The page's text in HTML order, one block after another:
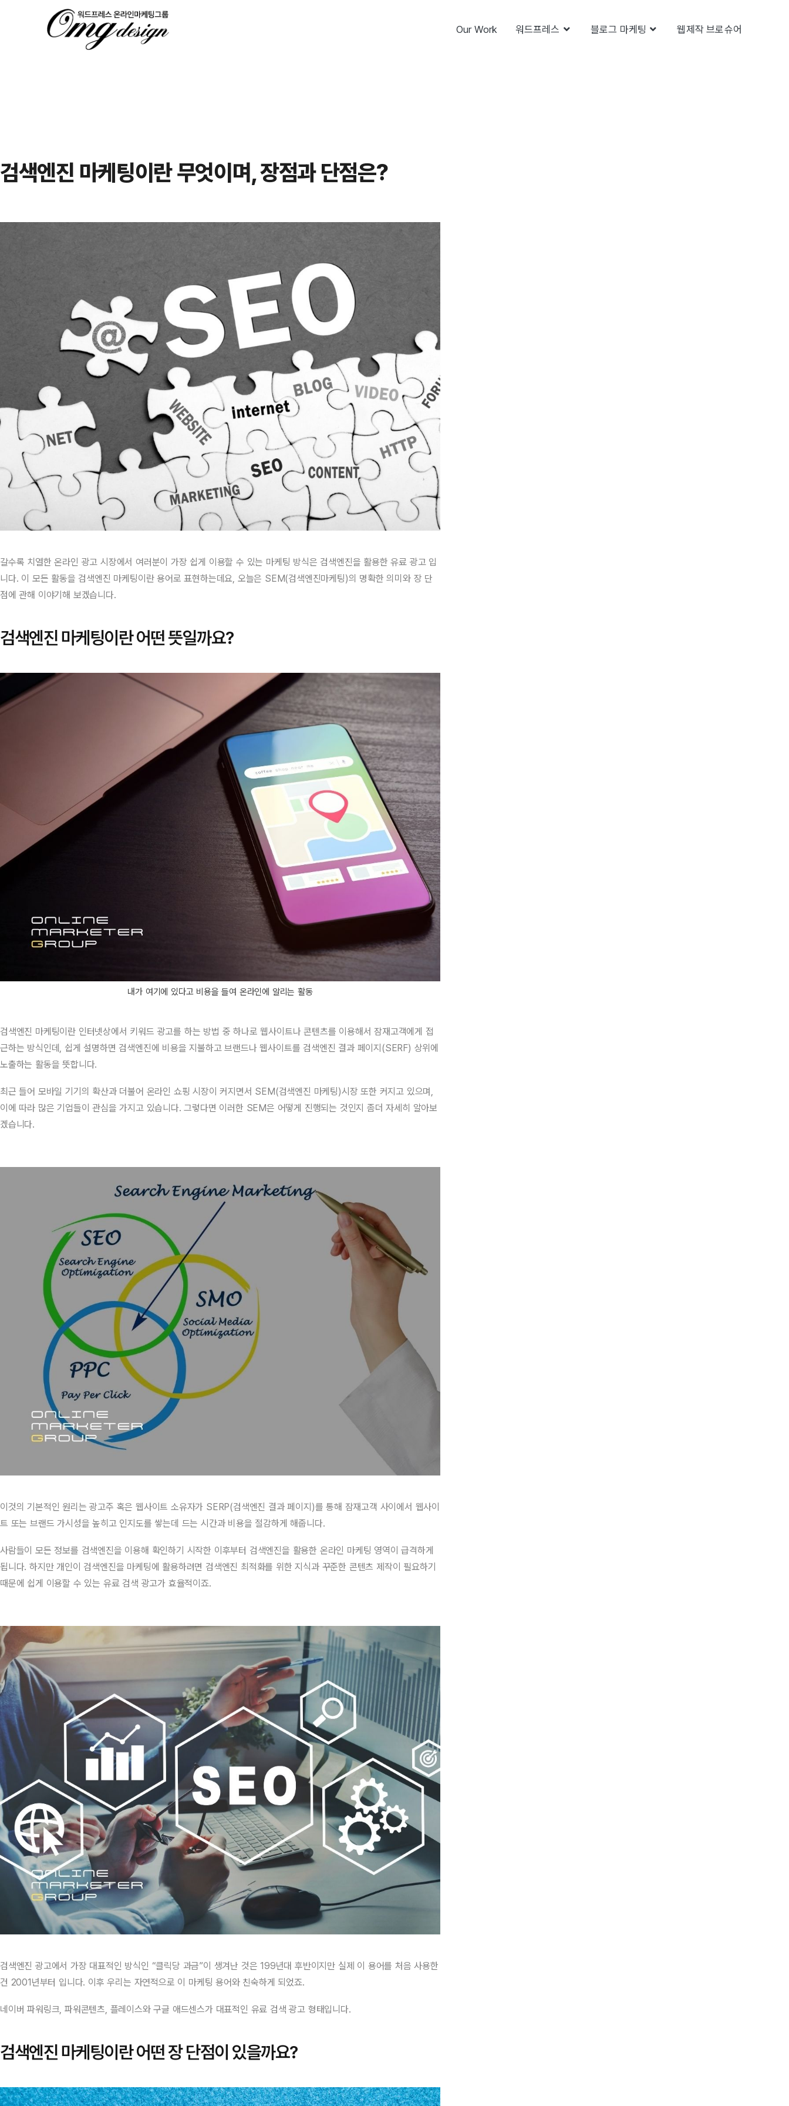
Our Work 워드프레스 블로그 마케팅 웹제작 브로슈어
검색엔진 마케팅이란 무엇이며, 장점과 단점은?
갈수록 치열한 온라인 광고 시장에서 여러분이 가장 쉽게 이용할 수 있는 마케팅 방식은 검색엔진을 활용한 유료 광고 입
니다. 이 모든 활동을 검색엔진 마케팅이란 용어로 표현하는데요, 오늘은 SEM(검색엔진마케팅)의 명확한 의미와 장 단
점에 관해 이야기해 보겠습니다.
검색엔진 마케팅이란 어떤 뜻일까요?
내가 여기에 있다고 비용을 들여 온라인에 알리는 활동
검색엔진 마케팅이란 인터넷상에서 키워드 광고를 하는 방법 중 하나로 웹사이트나 콘텐츠를 이용해서 잠재고객에게 접
근하는 방식인데, 쉽게 설명하면 검색엔진에 비용을 지불하고 브랜드나 웹사이트를 검색엔진 결과 페이지(SERF) 상위에
노출하는 활동을 뜻합니다.
최근 들어 모바일 기기의 확산과 더불어 온라인 쇼핑 시장이 커지면서 SEM(검색엔진 마케팅)시장 또한 커지고 있으며,
이에 따라 많은 기업들이 관심을 가지고 있습니다. 그렇다면 이러한 SEM은 어떻게 진행되는 것인지 좀더 자세히 알아보
겠습니다.
이것의 기본적인 원리는 광고주 혹은 웹사이트 소유자가 SERP(검색엔진 결과 페이지)를 통해 잠재고객 사이에서 웹사이
트 또는 브랜드 가시성을 높히고 인지도를 쌓는데 드는 시간과 비용을 절감하게 해줍니다.
사람들이 모든 정보를 검색엔진을 이용해 확인하기 시작한 이후부터 검색엔진을 활용한 온라인 마케팅 영역이 급격하게
됩니다. 하지만 개인이 검색엔진을 마케팅에 활용하려면 검색엔진 최적화를 위한 지식과 꾸준한 콘텐츠 제작이 필요하기
때문에 쉽게 이용할 수 있는 유료 검색 광고가 효율적이죠.
검색엔진 광고에서 가장 대표적인 방식인 “클릭당 과금”이 생겨난 것은 199년대 후반이지만 실제 이 용어를 처음 사용한
건 2001년부터 입니다. 이후 우리는 자연적으로 이 마케팅 용어와 친숙하게 되었죠.
네이버 파워링크, 파워콘텐츠, 플레이스와 구글 애드센스가 대표적인 유료 검색 광고 형태입니다.
검색엔진 마케팅이란 어떤 장 단점이 있을까요?